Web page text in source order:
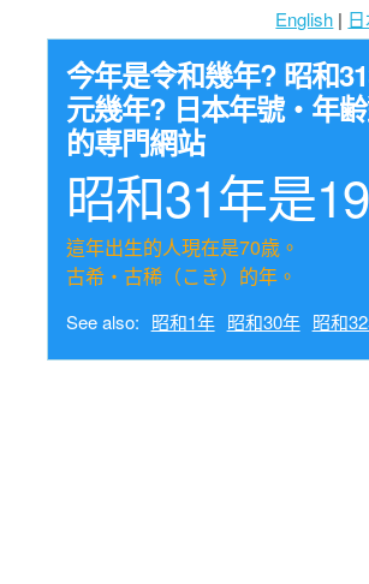
English |
今年是令和幾年? 昭和
元幾年? 日本年號・年
的専門網站
昭和31年是
這年出生的人現在是70歳。
古希・古稀（こき）的年。
See also: 昭和1年 昭和30年 昭和